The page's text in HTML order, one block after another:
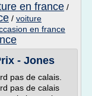
en france /
/ voiture
en france
- Jones
pas de calais.
pas de calais